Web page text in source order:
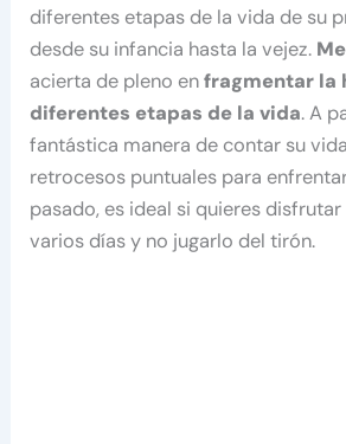
diferentes etapas de la vida de su
desde su infancia hasta la vejez.
acierta de pleno enfragmentar la
diferentes etapas de la vida. A
fantástica manera de contar su
retrocesos puntuales para
pasado, es ideal si quieres
varios días y no jugarlo del tirón.